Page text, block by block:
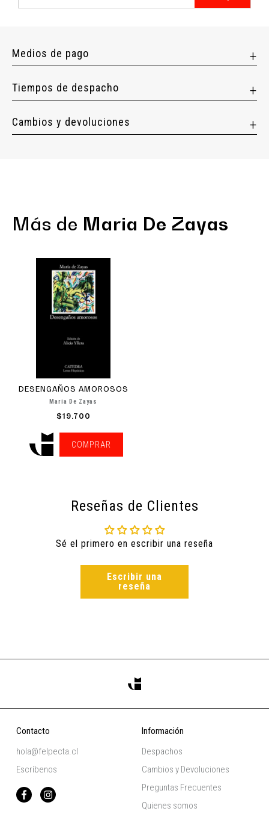
Tapa: Tapa blanda
Medios de pago
Tiempos de despacho
Cambios y devoluciones
Más de Maria De Zayas
DESENGAÑOS AMOROSOS
Maria De Zayas
$19.700
COMPRAR
Reseñas de Clientes
Sé el primero en escribir una reseña
Escribir una
reseña
Contacto
hola@felpecta.cl
Escríbenos
Información
Despachos
Cambios y Devoluciones
Preguntas Frecuentes
Quienes somos